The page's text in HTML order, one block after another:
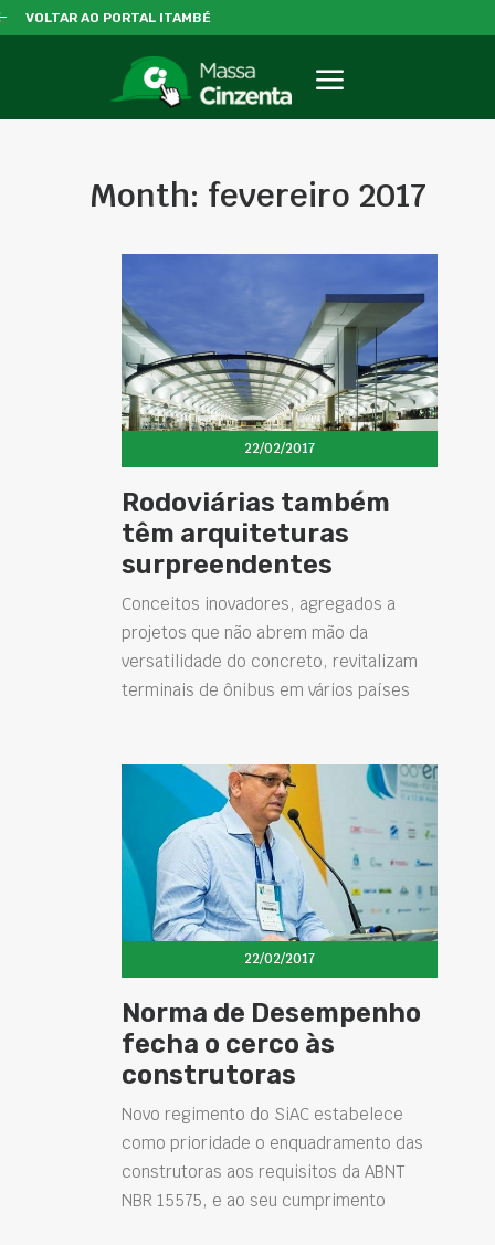
VOLTAR AO PORTAL ITAMBÉ
Month: fevereiro 2017
22/02/2017
Rodoviárias também
têm arquiteturas
surpreendentes
Conceitos inovadores, agregados a
projetos que não abrem mão da
versatilidade do concreto, revitalizam
terminais de ônibus em vários países
22/02/2017
Norma de Desempenho
fecha o cerco às
construtoras
Novo regimento do SiAC estabelece
como prioridade o enquadramento das
construtoras aos requisitos da ABNT
NBR 15575, e ao seu cumprimento